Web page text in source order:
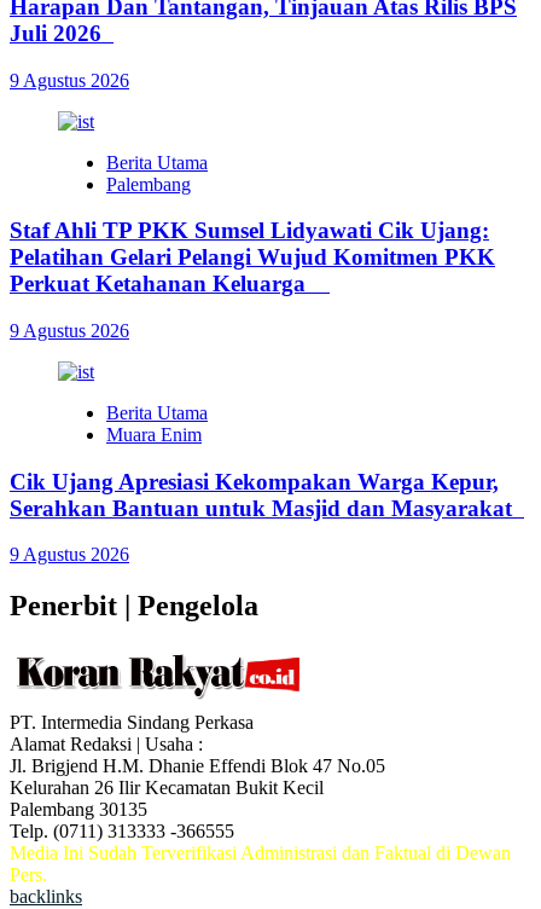
Harapan Dan Tantangan, Tinjauan Atas Rilis BPS
Juli 2026
9 Agustus 2026
Berita Utama
Palembang
Staf Ahli TP PKK Sumsel Lidyawati Cik Ujang:
Pelatihan Gelari Pelangi Wujud Komitmen PKK
Perkuat Ketahanan Keluarga
9 Agustus 2026
Berita Utama
Muara Enim
Cik Ujang Apresiasi Kekompakan Warga Kepur,
Serahkan Bantuan untuk Masjid dan Masyarakat
9 Agustus 2026
Penerbit | Pengelola
PT. Intermedia Sindang Perkasa
Alamat Redaksi | Usaha :
Jl. Brigjend H.M. Dhanie Effendi Blok 47 No.05
Kelurahan 26 Ilir Kecamatan Bukit Kecil
Palembang 30135
Telp. (0711) 313333 -366555
Media Ini Sudah Terverifikasi Administrasi dan Faktual di Dewan
Pers.
backlinks